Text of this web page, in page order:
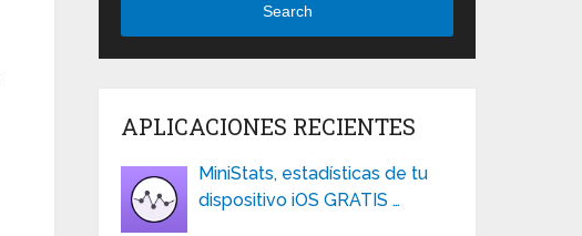
Search
APLICACIONES RECIENTES
MiniStats, estadísticas de tu
dispositivo iOS GRATIS …